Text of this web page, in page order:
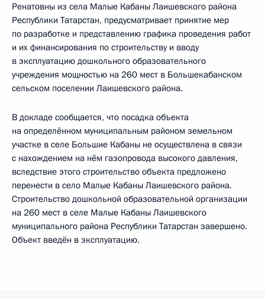
Ренатовны из села Малые Кабаны Лаишевского района
Республики Татарстан, предусматривает принятие мер
по разработке и представлению графика проведения работ
и их финансирования по строительству и вводу
в эксплуатацию дошкольного образовательного
учреждения мощностью на 260 мест в Большекабанском
сельском поселении Лаишевского района.
В докладе сообщается, что посадка объекта
на определённом муниципальным районом земельном
участке в селе Большие Кабаны не осуществлена в связи
с нахождением на нём газопровода высокого давления,
вследствие этого строительство объекта предложено
перенести в село Малые Кабаны Лаишевского района.
Строительство дошкольной образовательной организации
на 260 мест в селе Малые Кабаны Лаишевского
муниципального района Республики Татарстан завершено.
Объект введён в эксплуатацию.